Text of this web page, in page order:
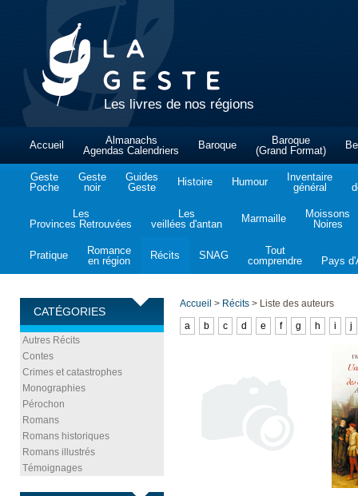
Les livres de nos régions
Accueil
Almanachs
Agendas Calendriers
Baroque
Baroque
(Grand Format)
Geste
Poche
Geste
noir
Guides
Geste
Histoire Humour
Inventaire
général
Les
Provinces Retrouvées
Les
veillées d'antan
Marmaille
Moissons
Noires
Pratique
Romance
en région
Récits SNAG
Tout
comprendre
Pays
CATÉGORIES
Autres Récits
Contes
Crimes et catastrophes
Monographies
Pérochon
Romans
Romans historiques
Romans illustrés
Témoignages
Accueil > Récits > Liste des auteurs
a
b c d e f g h i j